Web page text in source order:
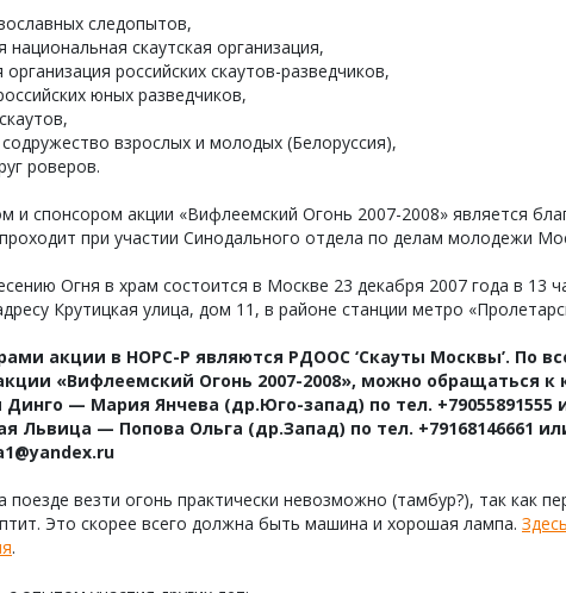
следопытов,
национальная cкаутская организация,
российских скаутов-разведчиков,
юных разведчиков,
взрослых и молодых (Белоруссия),
роверов.
и спонсором акции «Вифлеемский Огонь 2007-2008» является
при участии Синодального отдела по делам молодежи
Огня в храм состоится в Москве 23 декабря 2007 года в 13
Крутицкая улица, дом 11, в районе станции метро
акции в НОРС-Р являются РДООС ‘Скауты Москвы’. По
«Вифлеемский Огонь 2007-2008», можно обращаться
— Мария Янчева (др.Юго-запад) по тел. +79055891555
Львица — Попова Ольга (др.Запад) по тел. +79168146661
поезде везти огонь практически невозможно (тамбур?), так как
Это скорее всего должна быть машина и хорошая лампа.
.